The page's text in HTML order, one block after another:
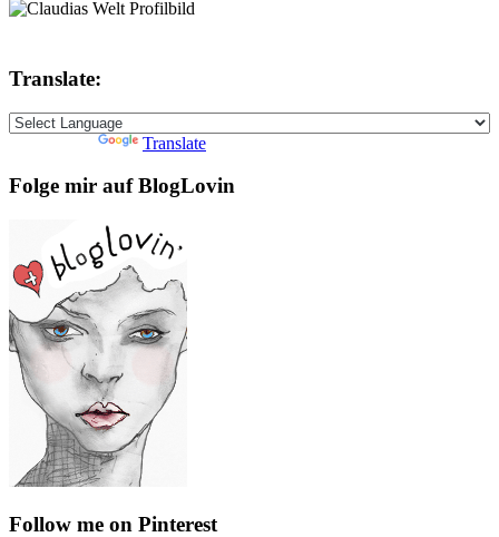
Translate:
Translate
Folge mir auf BlogLovin
Follow me on Pinterest